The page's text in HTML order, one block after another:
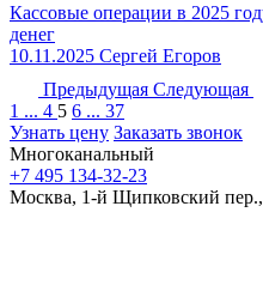
Кассовые операции в 2025
денег
10.11.2025 Сергей Егоров
Предыдущая Следующая
1 ... 4 5 6 ... 37
Узнать цену Заказать звонок
Многоканальный
+7 495 134-32-23
Москва, 1-й Щипковский